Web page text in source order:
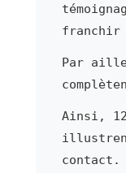
franchir
Par
Ainsi, 12
contact.